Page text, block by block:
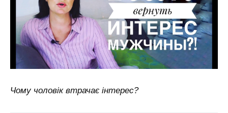
Чому чоловік втрачає інтерес?